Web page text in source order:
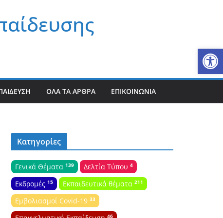
ΌΛΑ ΤΑ ΆΡΘΡΑ ΕΠΙΚΟΙΝΩΝΊΑ
Κατηγορίες
Γενικά Θέματα 139 Δελτία Τύπου 4
Εκδρομές 15 Εκπαιδευτικά θέματα 211
Εμβολιασμοί Covid-19 33
46